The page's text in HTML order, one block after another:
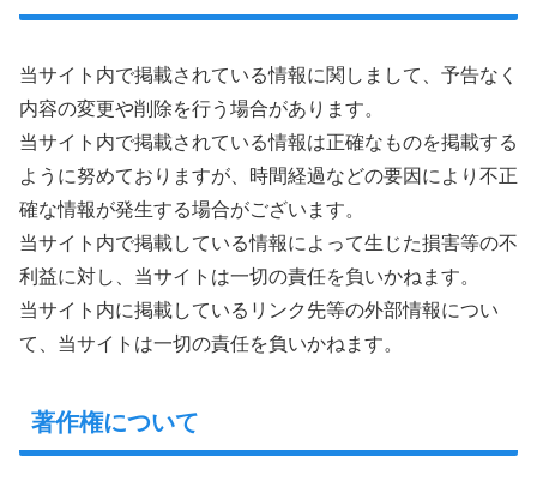
当サイト内で掲載されている情報に関しまして、予告なく
内容の変更や削除を行う場合があります。
当サイト内で掲載されている情報は正確なものを掲載する
ように努めておりますが、時間経過などの要因により不正
確な情報が発生する場合がございます。
当サイト内で掲載している情報によって生じた損害等の不
利益に対し、当サイトは一切の責任を負いかねます。
当サイト内に掲載しているリンク先等の外部情報につい
て、当サイトは一切の責任を負いかねます。
著作権について